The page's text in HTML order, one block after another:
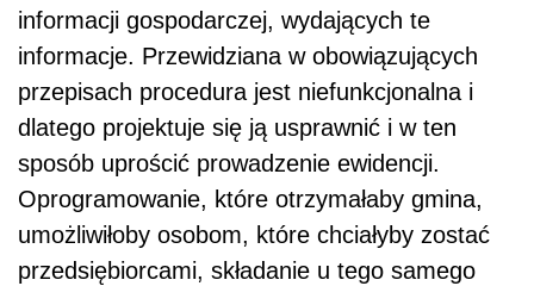
informacji gospodarczej, wydających te
informacje. Przewidziana w obowiązujących
przepisach procedura jest niefunkcjonalna i
dlatego projektuje się ją usprawnić i w ten
sposób uprościć prowadzenie ewidencji.
Oprogramowanie, które otrzymałaby gmina,
umożliwiłoby osobom, które chciałyby zostać
przedsiębiorcami, składanie u tego samego